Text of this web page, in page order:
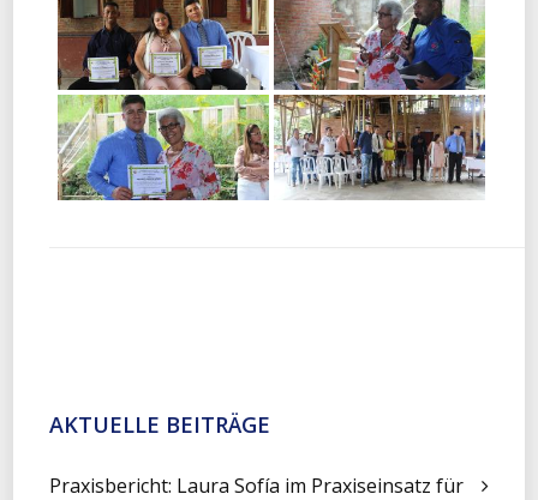
AKTUELLE BEITRÄGE
Praxisbericht: Laura Sofía im Praxiseinsatz für